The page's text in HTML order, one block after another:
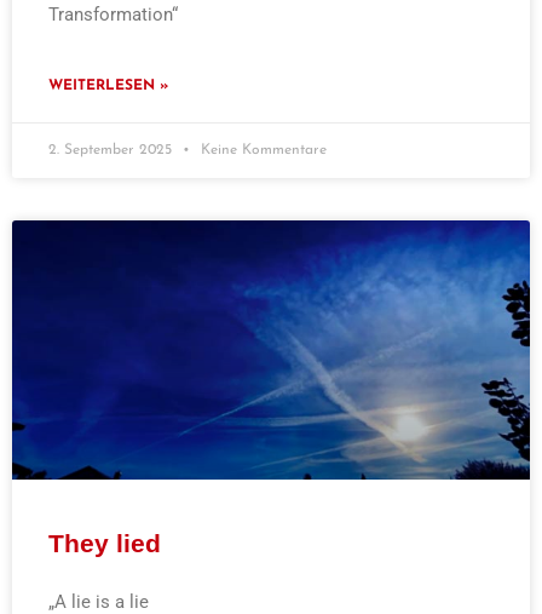
Transformation“
WEITERLESEN »
2. September 2025 Keine Kommentare
They lied
„A lie is a lie